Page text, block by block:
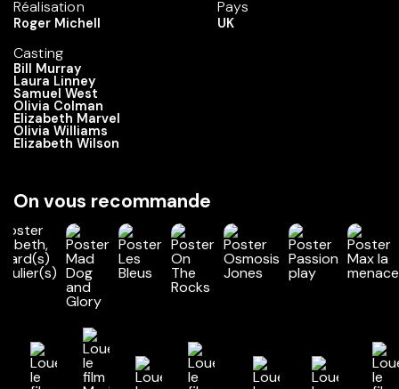
Réalisation
Roger Michell
Casting
Bill Murray
Laura Linney
Samuel West
Olivia Colman
Elizabeth Marvel
Olivia Williams
Elizabeth Wilson
Pays
UK
On vous recommande